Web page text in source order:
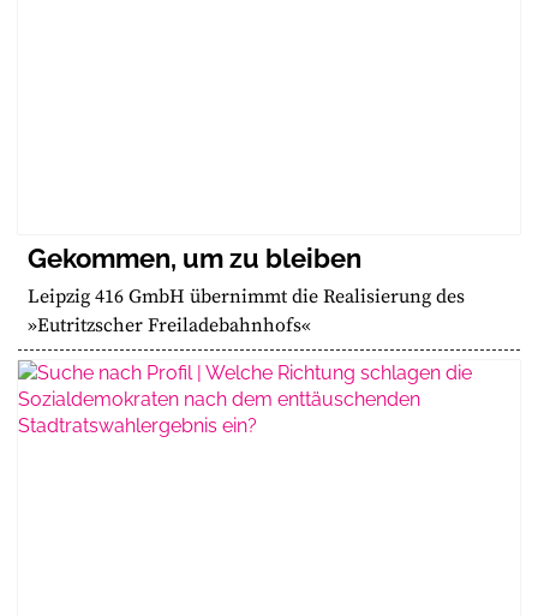
Gekommen, um zu bleiben
Leipzig 416 GmbH übernimmt die Realisierung des
»Eutritzscher Freiladebahnhofs«